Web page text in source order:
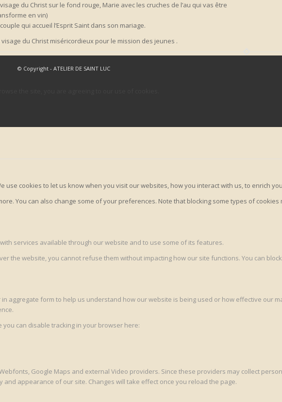
du Christ sur le fond rouge, Marie avec les cruches de l’au qui vas être
en vin)
qui accueil l’Esprit Saint dans son mariage.
visage du Christ miséricordieux pour le mission des jeunes .
© Copyright - ATELIER DE SAINT LUC
use cookies to let us know when you visit our websites, how you interact with us, to enrich
You can also change some of your preferences. Note that blocking some types of
services available through our website and to use some of its features.
the website, you cannot refuse them without impacting how our site functions. You can
in aggregate form to help us understand how our website is being used or how effective our
you can disable tracking in your browser here:
Google Maps and external Video providers. Since these providers may collect
and appearance of our site. Changes will take effect once you reload the page.